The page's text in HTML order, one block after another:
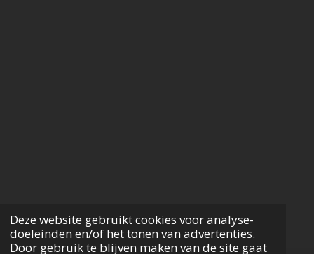
Deze website gebruikt cookies voor analyse-
doeleinden en/of het tonen van advertenties.
Door gebruik te blijven maken van de site gaat